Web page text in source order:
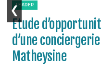
LEADER
Etude
d’une
Matheysine
❮